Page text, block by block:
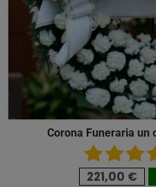
Corona Funeraria un
221,00 €